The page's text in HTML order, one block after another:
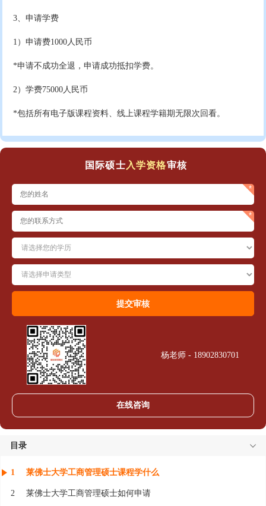
3、申请学费
1）申请费1000人民币
*申请不成功全退，申请成功抵扣学费。
2）学费75000人民币
*包括所有电子版课程资料、线上课程学籍期无限次回看。
国际硕士 入学资格审核
杨老师 - 18902830701
在线咨询
目录
1 莱佛士大学工商管理硕士课程学什么
2 莱佛士大学工商管理硕士如何申请